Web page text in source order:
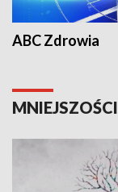
ABC Zdrowia
MNIEJSZOŚCI